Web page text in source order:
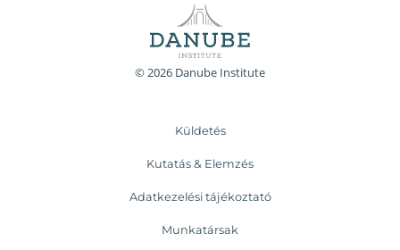
© 2026 Danube Institute
Küldetés
Kutatás & Elemzés
Adatkezelési tájékoztató
Munkatársak